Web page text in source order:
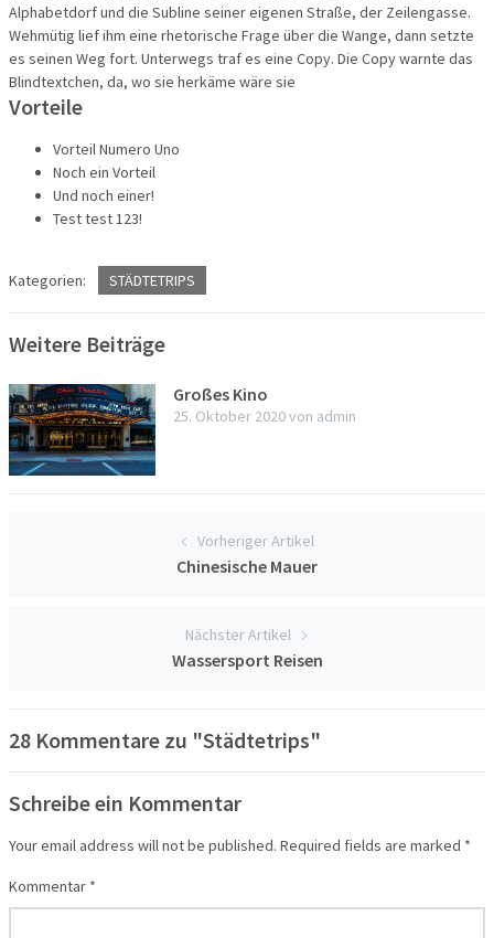
Alphabetdorf und die Subline seiner eigenen Straße, der Zeilengasse.
Wehmütig lief ihm eine rhetorische Frage über die Wange, dann setzte
es seinen Weg fort. Unterwegs traf es eine Copy. Die Copy warnte das
Blindtextchen, da, wo sie herkäme wäre sie
Vorteile
Vorteil Numero Uno
Noch ein Vorteil
Und noch einer!
Test test 123!
Kategorien: STÄDTETRIPS
Weitere Beiträge
Großes Kino
25. Oktober 2020von admin
Vorheriger Artikel
Chinesische Mauer
Nächster Artikel
Wassersport Reisen
28 Kommentare zu "Städtetrips"
Schreibe ein Kommentar
Your email address will not be published. Required fields are marked *
Kommentar *